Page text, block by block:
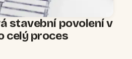
stavební povolení v
celý proces